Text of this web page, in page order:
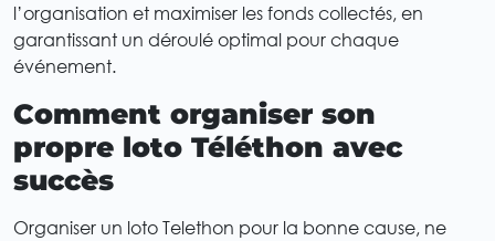
l’organisation et maximiser les fonds collectés, en
garantissant un déroulé optimal pour chaque
événement.
Comment organiser son
propre loto Téléthon avec
succès
Organiser un loto Telethon pour la bonne cause, ne